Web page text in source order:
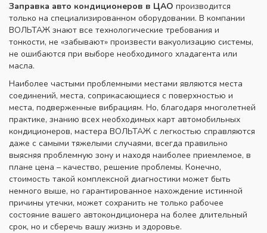
Заправка авто кондиционеров в ЦАО производится
только на специализированном оборудовании. В компании
ВОЛЬТАЖ знают все технологические требования и
тонкости, не «забывают» произвести вакуолизацию системы,
не ошибаются при выборе необходимого хладагента или
масла.
Наиболее частыми проблемными местами являются места
соединений, места, соприкасающиеся с поверхностью и
места, подверженные вибрациям. Но, благодаря многолетней
практике, знанию всех необходимых карт автомобильных
кондиционеров, мастера ВОЛЬТАЖ с легкостью справляются
даже с самыми тяжелыми случаями, всегда правильно
выясняя проблемную зону и находя наиболее приемлемое, в
плане цена – качество, решение проблемы. Конечно,
стоимость такой комплексной диагностики может быть
немного выше, но гарантированное нахождение истинной
причины утечки, может сохранить не только рабочее
состояние вашего автокондиционера на более длительный
срок, но и сберечь вашу жизнь и здоровье.